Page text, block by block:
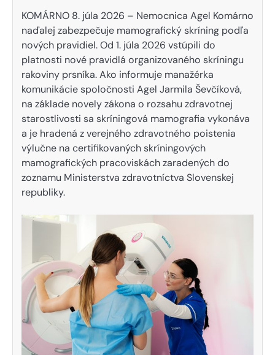
KOMÁRNO 8. júla 2026 – Nemocnica Agel Komárno
naďalej zabezpečuje mamografický skríning podľa
nových pravidiel. Od 1. júla 2026 vstúpili do
platnosti nové pravidlá organizovaného skríningu
rakoviny prsníka. Ako informuje manažérka
komunikácie spoločnosti Agel Jarmila Ševčíková,
na základe novely zákona o rozsahu zdravotnej
starostlivosti sa skríningová mamografia vykonáva
a je hradená z verejného zdravotného poistenia
výlučne na certifikovaných skríningových
mamografických pracoviskách zaradených do
zoznamu Ministerstva zdravotníctva Slovenskej
republiky.